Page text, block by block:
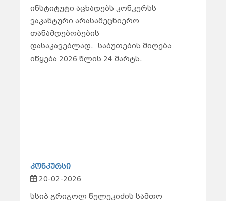
ინსტიტუტი აცხადებს კონკურსს
ვაკანტური არასამეცნიერო
თანამდებობების
დასაკავებლად.
საბუთების მიღება
იწყება 2026 წლის 24 მარტს.
კონკურსი
20-02-2026
სსიპ გრიგოლ წულუკიძის სამთო